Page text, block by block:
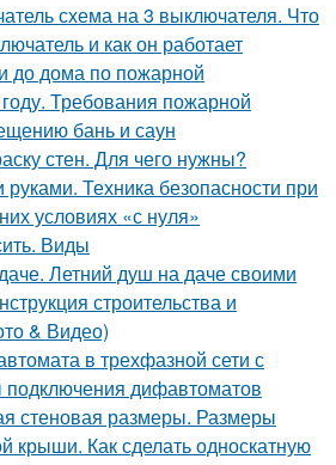
схема на 3 выключателя. Что
и как он работает
до дома по пожарной
Требования пожарной
бань и саун
стен. Для чего нужны?
Техника безопасности при
условиях «с нуля»
Виды
Летний душ на даче своими
строительства и
& Видео)
в трехфазной сети с
дифавтоматов
стеновая размеры. Размеры
крыши. Как сделать односкатную